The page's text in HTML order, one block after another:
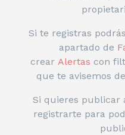
Si te registras
apartado de
crear Alertas con
que te avisemos
Si quieres publicar
registrarte para